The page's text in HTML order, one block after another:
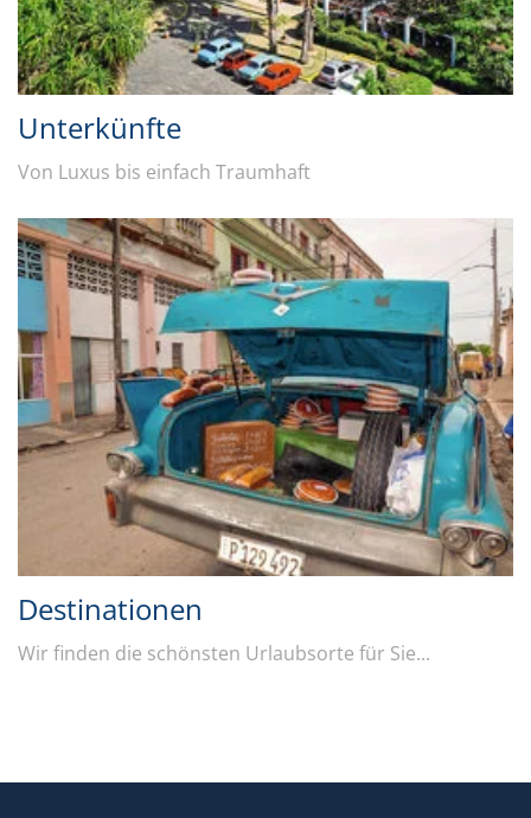
Unterkünfte
Von Luxus bis einfach Traumhaft
Destinationen
Wir finden die schönsten Urlaubsorte für Sie...